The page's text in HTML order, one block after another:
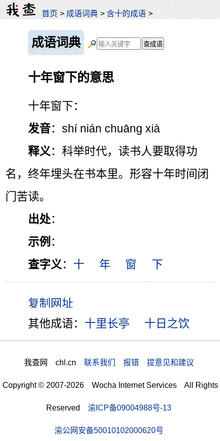
首页 > 成语词典 >含十的成语 >
成语词典
十年窗下的意思
十年窗下：
发音：shí nián chuāng xià
释义 ：科举时代，读书人要取得功
名，终年埋头在书本里。形容十年时间闭
门苦读。
出处：
示例 ：
查字义 ： 十 年 窗 下
其他成语： 十里长亭 十日之饮
我查网 chl.cn 联系我们 报错 提意见和建议
Copyright © 2007-2026 Wocha Internet Services All Rights
Reserved 渝ICP备09004988号-13
渝公网安备50010102000620号